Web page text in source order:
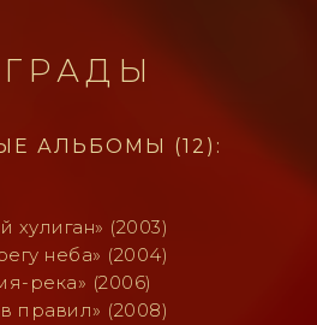
АЛЬБОМЫ (12):
хулиган» (2003)
неба» (2004)
река» (2006)
правил» (2008)